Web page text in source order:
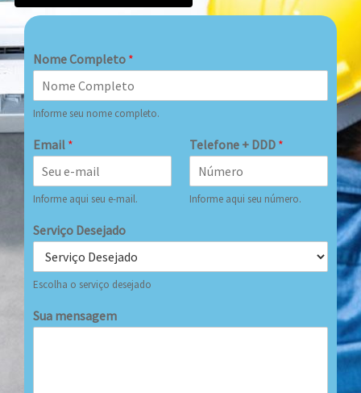
Nome Completo *
Informe seu nome completo.
Email *
Informe aqui seu e-mail.
Telefone + DDD *
Informe aqui seu número.
Serviço Desejado
Escolha o serviço desejado
Sua mensagem